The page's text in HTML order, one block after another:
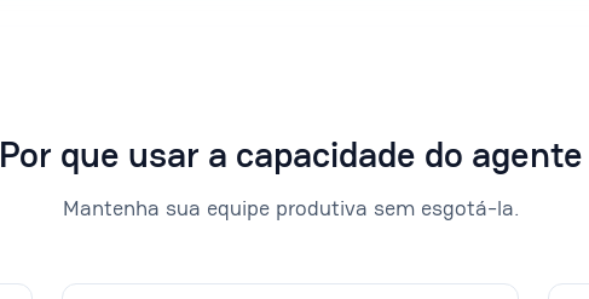
Por que usar a capacidade do agente
Mantenha sua equipe produtiva sem esgotá-la.